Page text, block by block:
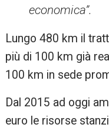
economica”.
Lungo 480 km il
più di 100 km già
100 km in sede
Dal 2015 ad oggi
euro le risorse